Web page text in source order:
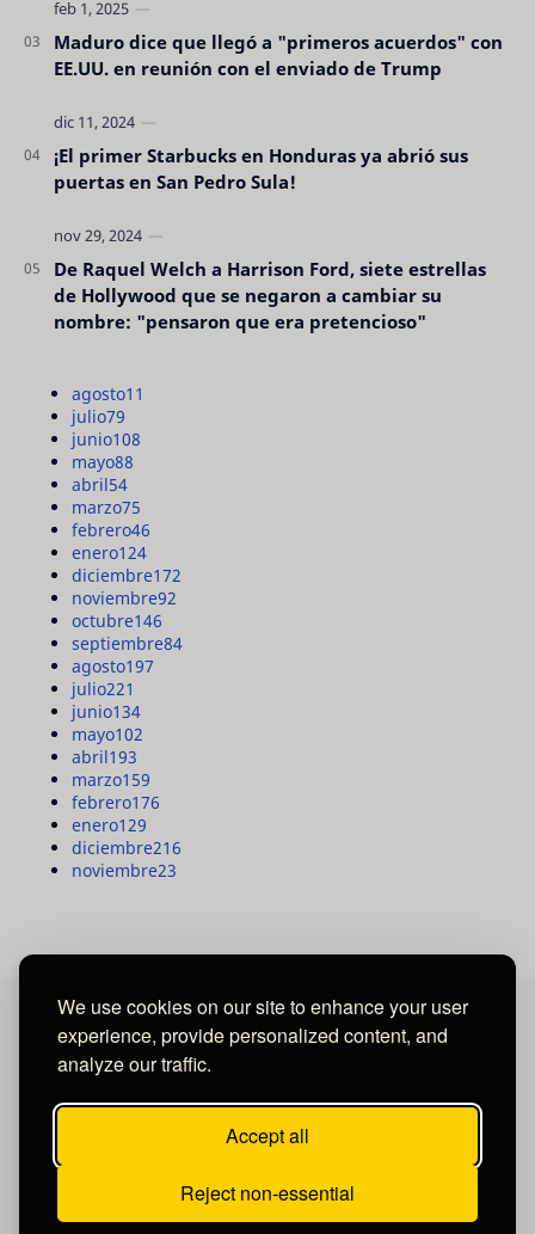
We use cookies on our site to enhance your user
experience, provide personalized content, and
analyze our traffic.
Accept all
Reject non-essential
Maduro dice que llegó a "primeros acuerdos" con
EE.UU. en reunión con el enviado de Trump
¡El primer Starbucks en Honduras ya abrió sus
puertas en San Pedro Sula!
De Raquel Welch a Harrison Ford, siete estrellas
de Hollywood que se negaron a cambiar su
nombre: "pensaron que era pretencioso"
agosto11
julio79
junio108
mayo88
abril54
marzo75
febrero46
enero124
diciembre172
noviembre92
octubre146
septiembre84
agosto197
julio221
junio134
mayo102
abril193
marzo159
febrero176
enero129
diciembre216
noviembre23
MAYA MEDIA GROUP
Ubicados en Tegucigalpa - Honduras.